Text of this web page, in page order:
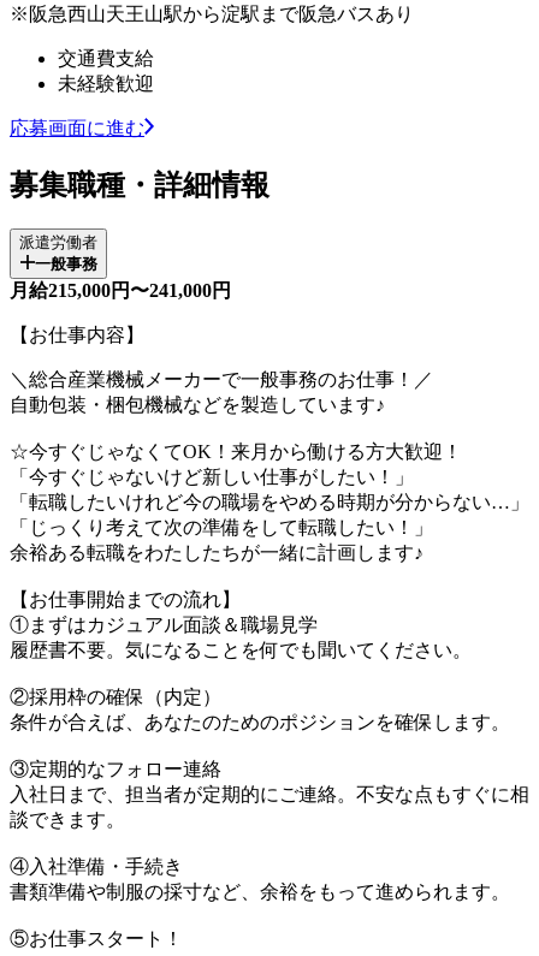
※阪急西山天王山駅から淀駅まで阪急バスあり
交通費支給
未経験歓迎
応募画面に進む
募集職種・詳細情報
派遣労働者
一般事務
月給215,000円〜241,000円
【お仕事内容】
＼総合産業機械メーカーで一般事務のお仕事！／
自動包装・梱包機械などを製造しています♪
☆今すぐじゃなくてOK！来月から働ける方大歓迎！
「今すぐじゃないけど新しい仕事がしたい！」
「転職したいけれど今の職場をやめる時期が分からない…」
「じっくり考えて次の準備をして転職したい！」
余裕ある転職をわたしたちが一緒に計画します♪
【お仕事開始までの流れ】
①まずはカジュアル面談＆職場見学
履歴書不要。気になることを何でも聞いてください。
②採用枠の確保（内定）
条件が合えば、あなたのためのポジションを確保します。
③定期的なフォロー連絡
入社日まで、担当者が定期的にご連絡。不安な点もすぐに相
談できます。
④入社準備・手続き
書類準備や制服の採寸など、余裕をもって進められます。
⑤お仕事スタート！